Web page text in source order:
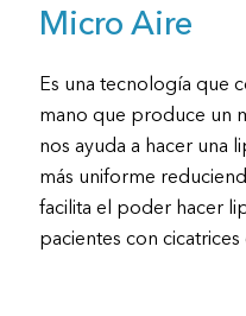
Micro Aire
Es una tecnología que
mano que produce un
nos ayuda a hacer una
más uniforme
facilita el poder hacer
pacientes con cicatrices